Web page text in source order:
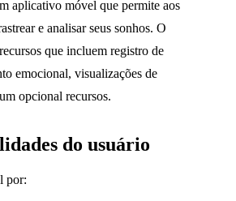
aplicativo móvel que permite aos
e analisar seus sonhos. O
que incluem registro de
emocional, visualizações de
opcional recursos.
do usuário
por: